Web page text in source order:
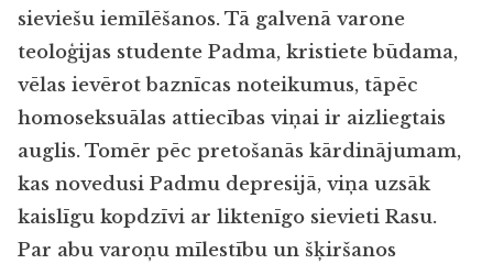
sieviešu iemīlēšanos. Tā galvenā varone
teoloģijas studente Padma, kristiete būdama,
vēlas ievērot baznīcas noteikumus, tāpēc
homoseksuālas attiecības viņai ir aizliegtais
auglis. Tomēr pēc pretošanās kārdinājumam,
kas novedusi Padmu depresijā, viņa uzsāk
kaislīgu kopdzīvi ar liktenīgo sievieti Rasu.
Par abu varoņu mīlestību un šķiršanos